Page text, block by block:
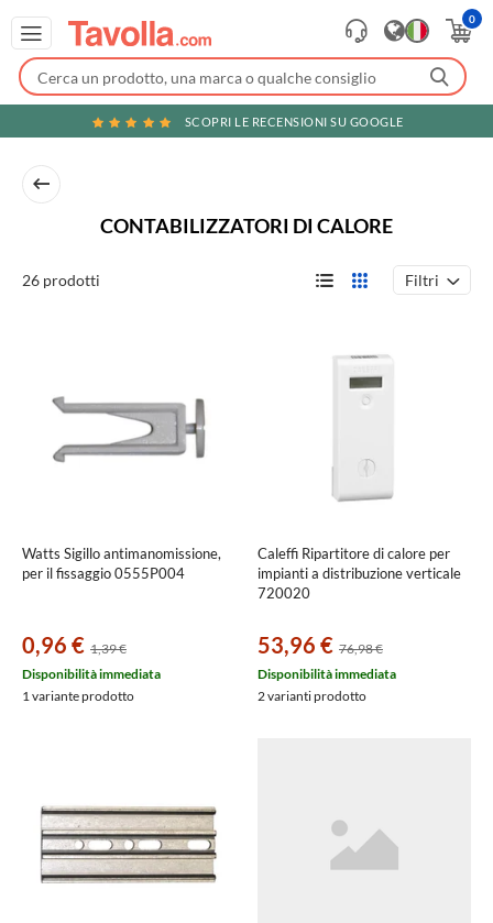
0
SCOPRI LE RECENSIONI SU GOOGLE
CONTABILIZZATORI DI CALORE
26 prodotti Filtri
Watts Sigillo antimanomissione,
per il fissaggio 0555P004
0,96 € 1,39 €
Disponibilità immediata
1 variante prodotto
Caleffi Ripartitore di calore per
impianti a distribuzione verticale
720020
53,96 € 76,98 €
Disponibilità immediata
2 varianti prodotto